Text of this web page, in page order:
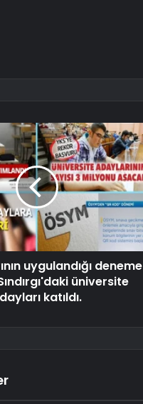
uygulandığı deneme
üniversite
katıldı.